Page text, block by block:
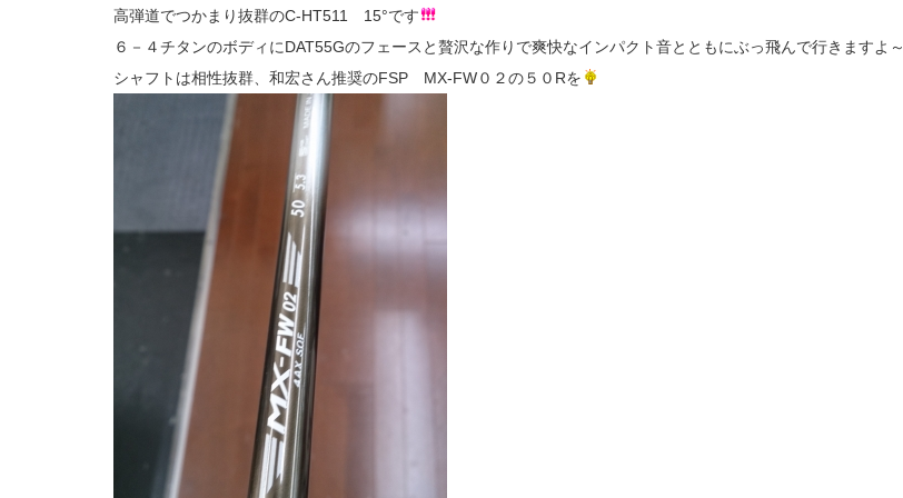
高弾道でつかまり抜群のC-HT511 15°です
６－４チタンのボディにDAT55Gのフェースと贅沢な作りで爽快なインパクト音とともにぶっ飛んで行きますよ～
シャフトは相性抜群、和宏さん推奨のFSP MX-FW０２の５０Rを